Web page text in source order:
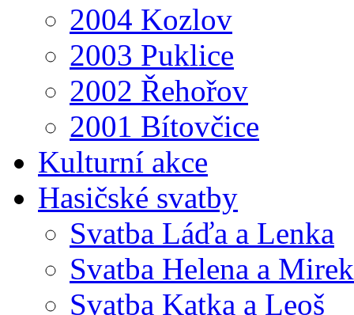
2004 Kozlov
2003 Puklice
2002 Řehořov
2001 Bítovčice
Kulturní akce
Hasičské svatby
Svatba Láďa a Lenka
Svatba Helena a Mirek
Svatba Katka a Leoš